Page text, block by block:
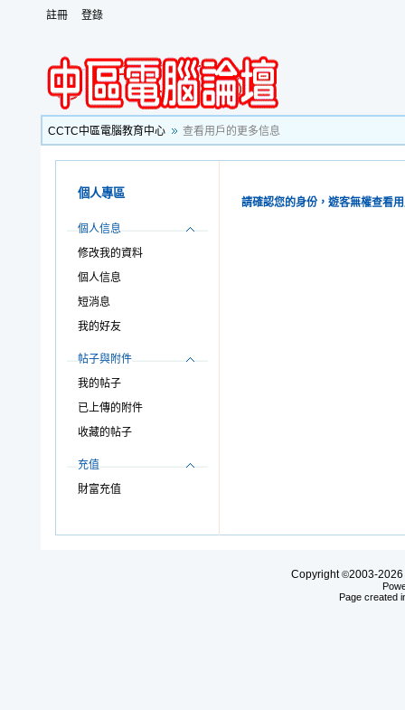
註冊 登錄
CCTC中區電腦教育中心 查看用戶的更多信息
個人專區
個人信息
修改我的資料
個人信息
短消息
我的好友
帖子與附件
我的帖子
已上傳的附件
收藏的帖子
充值
財富充值
請確認您的身份，遊客無權查看
Copyright©2003-2026
Page created